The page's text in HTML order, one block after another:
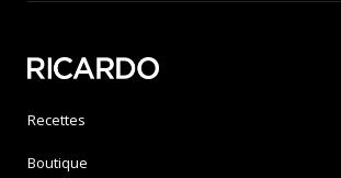
Recettes
Boutique